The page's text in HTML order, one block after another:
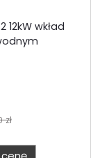
12kW wkład
zł